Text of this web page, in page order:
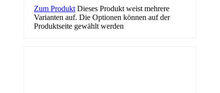
Zum Produkt Dieses Produkt weist mehrere
Varianten auf. Die Optionen können auf der
Produktseite gewählt werden